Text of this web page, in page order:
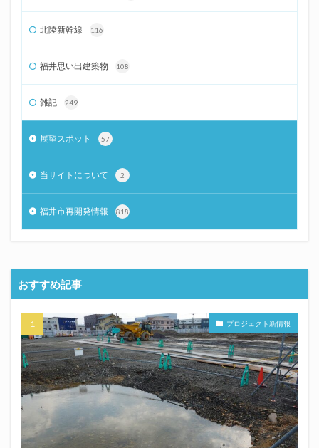
北陸新幹線 116
福井思い出建築物 108
雑記 249
展望スポット 57
当サイトについて 2
福井市再開発情報 818
おすすめ記事
プロジェクト新情報